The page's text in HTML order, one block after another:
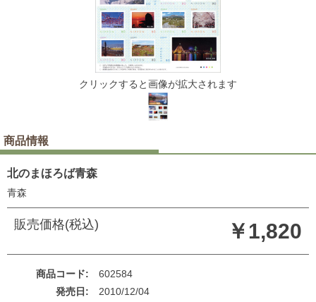
クリックすると画像が拡大されます
商品情報
北のまほろば青森
青森
販売価格(税込) ￥1,820
商品コード
602584
発売日
2010/12/04